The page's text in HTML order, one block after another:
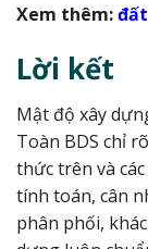
Xem thêm:
Lời kết
Mật độ xây
Toàn BDS chỉ
thức trên và
tính toán, cân
phân phối,